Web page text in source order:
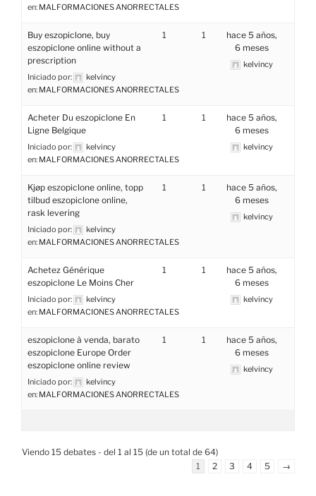
en: MALFORMACIONES ANORRECTALES
Buy eszopiclone, buy
eszopiclone online without a
prescription
Iniciado por:
kelvincy
en: MALFORMACIONES ANORRECTALES
1 1
hace 5 años,
6 meses
kelvincy
Acheter Du eszopiclone En
Ligne Belgique
Iniciado por:
kelvincy
en: MALFORMACIONES ANORRECTALES
1 1
hace 5 años,
6 meses
kelvincy
Kjøp eszopiclone online, topp
tilbud eszopiclone online,
rask levering
Iniciado por:
kelvincy
en: MALFORMACIONES ANORRECTALES
1 1
hace 5 años,
6 meses
kelvincy
Achetez Générique
eszopiclone Le Moins Cher
Iniciado por:
kelvincy
en: MALFORMACIONES ANORRECTALES
1 1
hace 5 años,
6 meses
kelvincy
eszopiclone à venda, barato
eszopiclone Europe Order
eszopiclone online review
Iniciado por:
kelvincy
en: MALFORMACIONES ANORRECTALES
1 1
hace 5 años,
6 meses
kelvincy
Viendo 15 debates - del 1 al 15 (de un total de 64)
1
2 3 4 5 →